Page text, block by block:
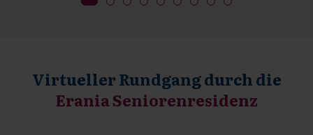
Virtueller Rundgang durch die
Erania Seniorenresidenz